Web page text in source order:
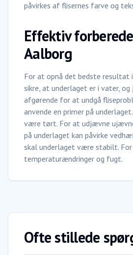
påvirkes af flisernes farve og
Effektiv
Aalborg
For at opnå det bedste
sikre, at underlaget er i vater,
afgørende for at undgå
anvende en primer på
være tørt. For at udjævne ujævne
på underlaget kan påvirke
skal underlaget være stabilt. For
temperaturændringer og fugt.
Ofte stillede